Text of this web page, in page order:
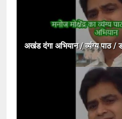
अखंड दंगा अभियान / व्यंग्य पाठ /